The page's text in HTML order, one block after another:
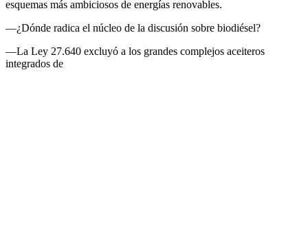
esquemas más ambiciosos de energías renovables.
—¿Dónde radica el núcleo de la discusión sobre biodiésel?
—La Ley 27.640 excluyó a los grandes complejos aceiteros
integrados de